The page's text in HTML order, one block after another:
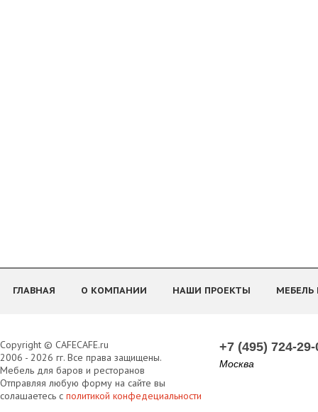
ГЛАВНАЯ О КОМПАНИИ НАШИ ПРОЕКТЫ
Copyright © CAFECAFE.ru
2006 - 2026 гг. Все права защищены.
Мебель для баров и ресторанов
Отправляя любую форму на сайте вы
солашаетесь с политикой конфедециальности
+7 (495) 724-29-
Москва